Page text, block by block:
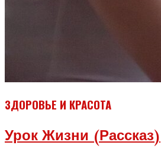
ЗДОРОВЬЕ И КРАСОТА
Урок Жизни (рассказ)